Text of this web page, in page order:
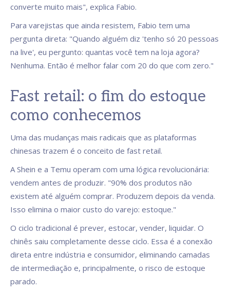
converte muito mais", explica Fabio.
Para varejistas que ainda resistem, Fabio tem uma
pergunta direta: "Quando alguém diz 'tenho só 20 pessoas
na live', eu pergunto: quantas você tem na loja agora?
Nenhuma. Então é melhor falar com 20 do que com zero."
Fast retail: o fim do estoque
como conhecemos
Uma das mudanças mais radicais que as plataformas
chinesas trazem é o conceito de fast retail.
A Shein e a Temu operam com uma lógica revolucionária:
vendem antes de produzir. "90% dos produtos não
existem até alguém comprar. Produzem depois da venda.
Isso elimina o maior custo do varejo: estoque."
O ciclo tradicional é prever, estocar, vender, liquidar. O
chinês saiu completamente desse ciclo. Essa é a conexão
direta entre indústria e consumidor, eliminando camadas
de intermediação e, principalmente, o risco de estoque
parado.